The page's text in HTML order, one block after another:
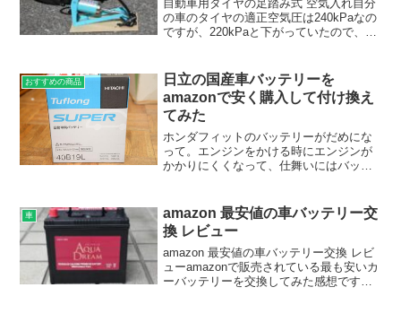
自動車用タイヤの足踏み式 空気入れ自分
の車のタイヤの適正空気圧は240kPaなの
ですが、220kPaと下がっていたので、ガ
れが壊れていて。それなので、それほど
高くもない...
おすすめの商品
日立の国産車バッテリーを
amazonで安く購入して付け換え
てみた
ホンダフィットのバッテリーがだめにな
って。エンジンをかける時にエンジンが
かかりにくくなって、仕舞いにはバッテ
なり。家の駐車場でバッテリーがあがっ
てしまったから良かったん...
車
amazon 最安値の車バッテリー交
換 レビュー
amazon 最安値の車バッテリー交換 レビ
ューamazonで販売されている最も安いカ
ーバッテリーを交換してみた感想です。